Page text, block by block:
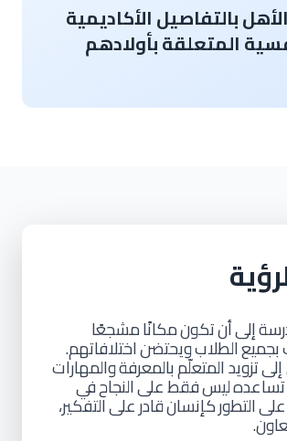
بالتفاصيل الأكاديمية
المتعلقة بأولادهم
إلى أنتكونمكانًامشجعًا
بجميعالطلابويحتضناختلافاتهم.
تزويد المتعلّمبالمعرفةوالمهارات
ليسفقطعلى النجاحفي
التطوركإنسانقادرعلىالتفكير،